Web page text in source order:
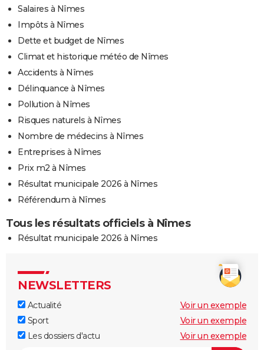
Salaires à Nîmes
Impôts à Nîmes
Dette et budget de Nîmes
Climat et historique météo de Nîmes
Accidents à Nîmes
Délinquance à Nîmes
Pollution à Nîmes
Risques naturels à Nîmes
Nombre de médecins à Nîmes
Entreprises à Nîmes
Prix m2 à Nîmes
Résultat municipale 2026 à Nîmes
Référendum à Nîmes
Tous les résultats officiels à Nîmes
Résultat municipale 2026 à Nîmes
NEWSLETTERS
Actualité
Voir un exemple
Sport
Voir un exemple
Les dossiers d'actu
Voir un exemple